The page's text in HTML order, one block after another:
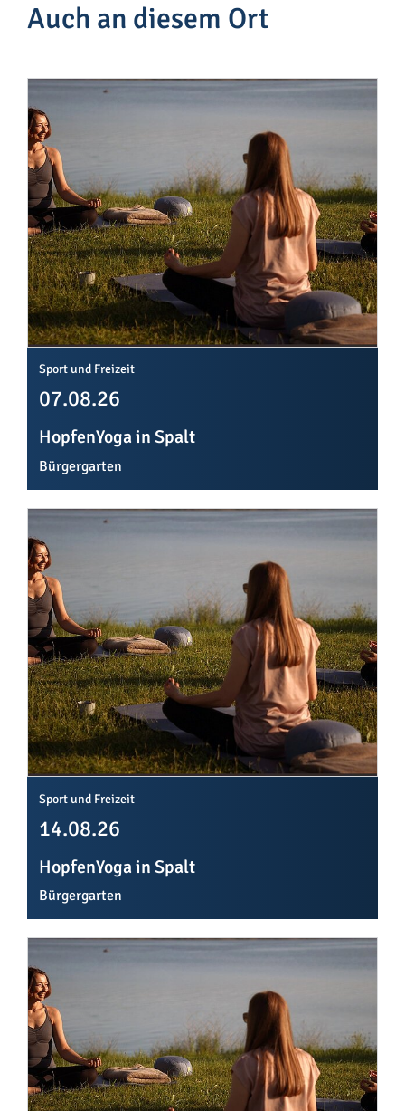
Auch an diesem Ort
Sport und Freizeit
07.08.26
HopfenYoga in Spalt
Bürgergarten
Sport und Freizeit
14.08.26
HopfenYoga in Spalt
Bürgergarten